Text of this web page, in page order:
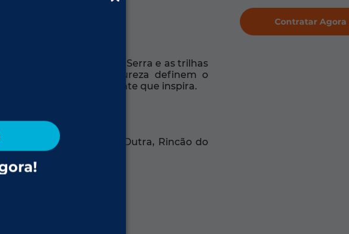
Contratar Agora
exuberante. O Val de Serra e as trilhas
o contato com a natureza definem o
matas e um horizonte que inspira.
Vila Carvalho, Bosque, Dutra, Rincão do